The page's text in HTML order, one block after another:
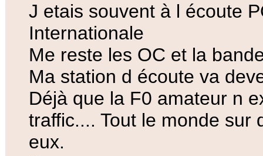
J etais souvent à l écoute
Internationale
Me reste les OC et la
Ma station d écoute va
Déjà que la F0 amateur n
traffic.... Tout le monde sur
eux.